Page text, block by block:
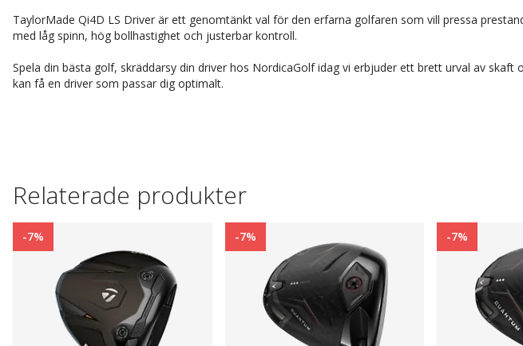
TaylorMade Qi4D LS Driver är ett genomtänkt val för den erfarna golfaren som vill pressa
med låg spinn, hög bollhastighet och justerbar kontroll.
Spela din bästa golf, skräddarsy din driver hos NordicaGolf idag vi erbjuder ett brett urval av skaft
kan få en driver som passar dig optimalt.
Relaterade produkter
-7% -7% -7%